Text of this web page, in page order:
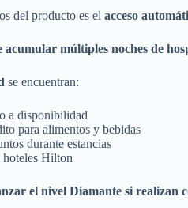
del producto es el acceso
acumular múltiples noches de
se encuentran:
a disponibilidad
para alimentos y bebidas
durante estancias
hoteles Hilton
el nivel Diamante si realizan